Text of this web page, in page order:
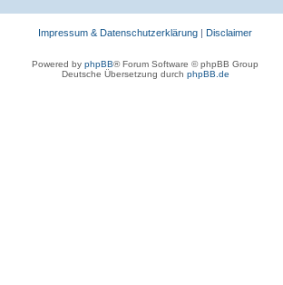
Impressum & Datenschutzerklärung | Disclaimer
Powered by phpBB® Forum Software © phpBB Group
Deutsche Übersetzung durch phpBB.de